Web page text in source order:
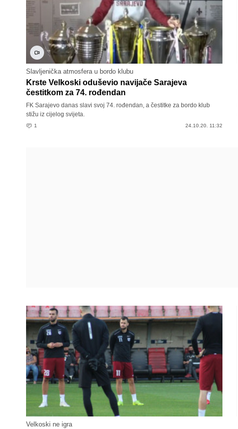
Slavljenička atmosfera u bordo klubu
Krste Velkoski oduševio navijače Sarajeva
čestitkom za 74. rođendan
FK Sarajevo danas slavi svoj 74. rođendan, a čestitke za bordo klub
stižu iz cijelog svijeta.
1 24.10.20. 11:32
Velkoski ne igra